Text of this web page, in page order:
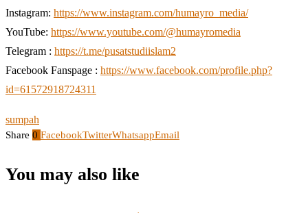
Instagram: https://www.instagram.com/humayro_media/
YouTube: https://www.youtube.com/@humayromedia
Telegram : https://t.me/pusatstudiislam2
Facebook Fanspage : https://www.facebook.com/profile.php?
id=61572918724311
sumpah
Share 0 FacebookTwitterWhatsappEmail
You may also like